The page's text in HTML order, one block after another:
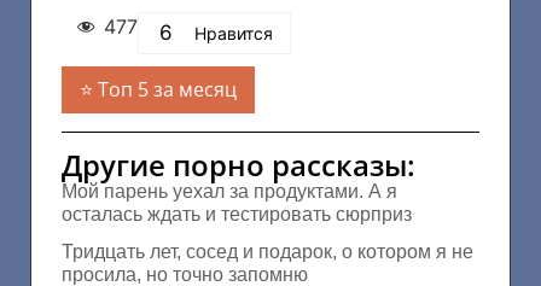
477 6 Нравится
Топ 5 за месяц
Другие порно рассказы:
Мой парень уехал за продуктами. А я
осталась ждать и тестировать сюрприз
Тридцать лет, сосед и подарок, о котором я не
просила, но точно запомню